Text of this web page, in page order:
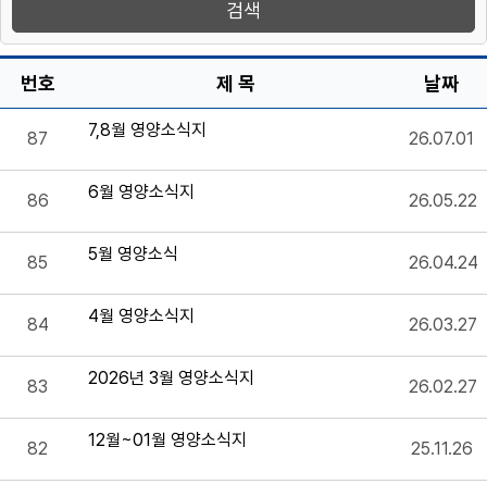
번호 제 목 날짜
87 7,8월 영양소식지 26.07.01
86 6월 영양소식지 26.05.22
85 5월 영양소식 26.04.24
84 4월 영양소식지 26.03.27
83 2026년 3월 영양소식지 26.02.27
82 12월~01월 영양소식지 25.11.26